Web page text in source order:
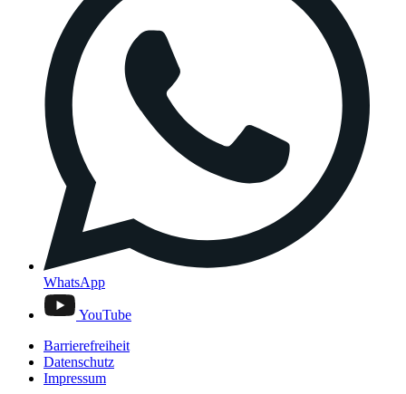
WhatsApp
YouTube
Barrierefreiheit
Datenschutz
Impressum